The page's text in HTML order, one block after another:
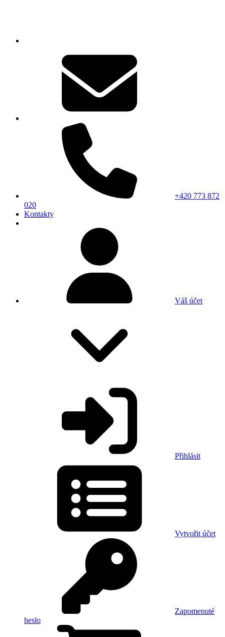
+420 773 872
020
Kontakty
Váš účet
Přihlásit
Vytvořit účet
Zapomenuté
heslo